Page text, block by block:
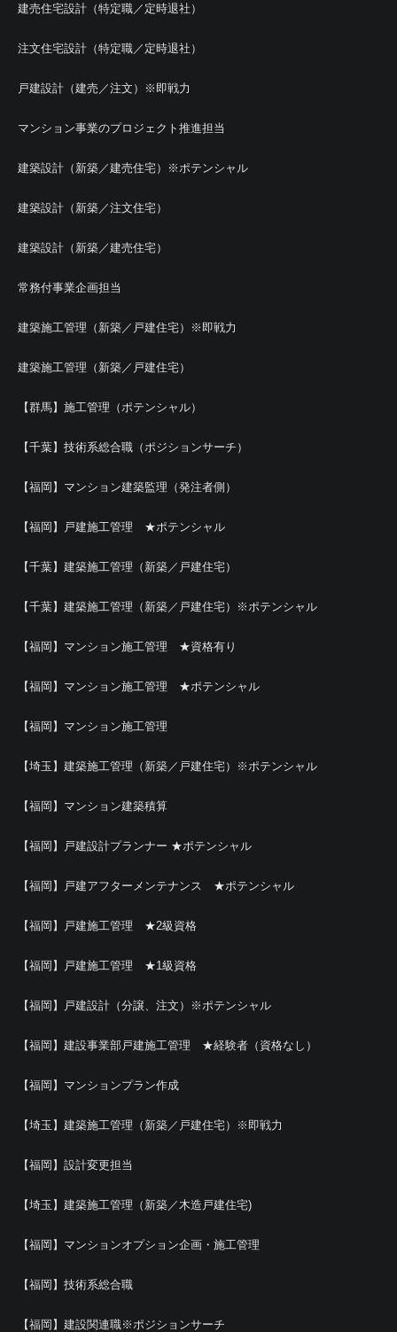
建売住宅設計（特定職／定時退社）
注文住宅設計（特定職／定時退社）
戸建設計（建売／注文）※即戦力
マンション事業のプロジェクト推進担当
建築設計（新築／建売住宅）※ポテンシャル
建築設計（新築／注文住宅）
建築設計（新築／建売住宅）
常務付事業企画担当
建築施工管理（新築／戸建住宅）※即戦力
建築施工管理（新築／戸建住宅）
【群馬】施工管理（ポテンシャル）
【千葉】技術系総合職（ポジションサーチ）
【福岡】マンション建築監理（発注者側）
【福岡】戸建施工管理 ★ポテンシャル
【千葉】建築施工管理（新築／戸建住宅）
【千葉】建築施工管理（新築／戸建住宅）※ポテンシャル
【福岡】マンション施工管理 ★資格有り
【福岡】マンション施工管理 ★ポテンシャル
【福岡】マンション施工管理
【埼玉】建築施工管理（新築／戸建住宅）※ポテンシャル
【福岡】マンション建築積算
【福岡】戸建設計プランナー ★ポテンシャル
【福岡】戸建アフターメンテナンス ★ポテンシャル
【福岡】戸建施工管理 ★2級資格
【福岡】戸建施工管理 ★1級資格
【福岡】戸建設計（分譲、注文）※ポテンシャル
【福岡】建設事業部戸建施工管理 ★経験者（資格なし）
【福岡】マンションプラン作成
【埼玉】建築施工管理（新築／戸建住宅）※即戦力
【福岡】設計変更担当
【埼玉】建築施工管理（新築／木造戸建住宅)
【福岡】マンションオプション企画・施工管理
【福岡】技術系総合職
【福岡】建設関連職※ポジションサーチ